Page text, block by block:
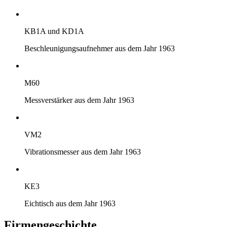
KB1A und KD1A
Beschleunigungsaufnehmer aus dem Jahr 1963
M60
Messverstärker aus dem Jahr 1963
VM2
Vibrationsmesser aus dem Jahr 1963
KE3
Eichtisch aus dem Jahr 1963